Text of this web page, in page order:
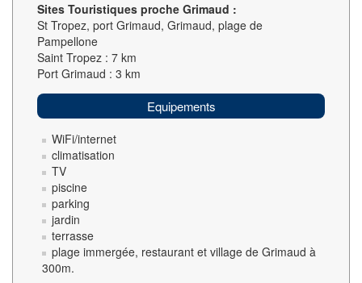
Sites Touristiques proche Grimaud :
St Tropez, port Grimaud, Grimaud, plage de
Pampellone
Saint Tropez : 7 km
Port Grimaud : 3 km
Equipements
WiFi/internet
climatisation
TV
piscine
parking
jardin
terrasse
plage immergée, restaurant et village de Grimaud à
300m.